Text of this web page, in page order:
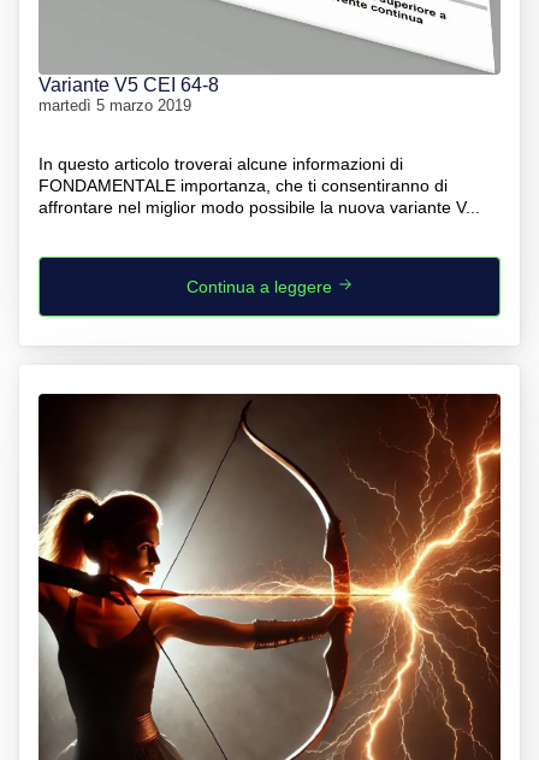
Variante V5 CEI 64-8
martedì 5 marzo 2019
In questo articolo troverai alcune informazioni di
FONDAMENTALE importanza, che ti consentiranno di
affrontare nel miglior modo possibile la nuova variante V...
Continua a leggere